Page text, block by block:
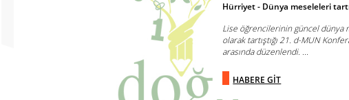
Hürriyet - Dünya meseleleri
Lise öğrencilerinin güncel dünya
olarak tartıştığı 21. d-MUN
arasında düzenlendi. ...
HABERE GİT